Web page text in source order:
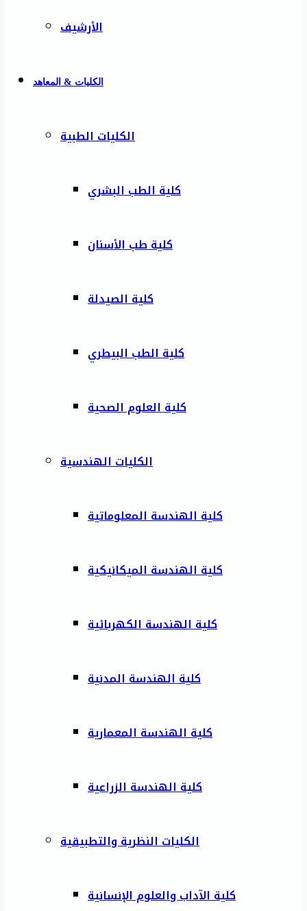
الأرشيف
الكليات & المعاهد
الكليات الطبية
كلية الطب البشري
كلية طب الأسنان
كلية الصيدلة
كلية الطب البيطري
كلية العلوم الصحية
الكليات الهندسية
كلية الهندسة المعلوماتية
كلية الهندسة الميكانيكية
كلية الهندسة الكهربائية
كلية الهندسة المدنية
كلية الهندسة المعمارية
كلية الهندسة الزراعية
الكليات النظرية والتطبيقية
كلية الآداب والعلوم الإنسانية